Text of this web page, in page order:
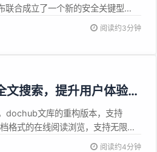
合成立了一个新的安全关键型
目标是致力于在安全关键...
阅读约3分钟
搜索，提升用户体验，
dochub文库的重构版本，支持
格式的在线阅读浏览，支持无限级
网络爬虫、VIP、手机登录注册以及
阅读约4分钟